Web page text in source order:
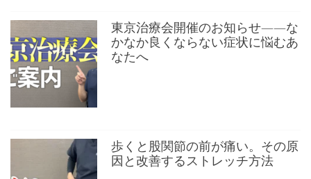
東京治療会開催のお知らせ——な
かなか良くならない症状に悩むあ
なたへ
歩くと股関節の前が痛い。その原
因と改善するストレッチ方法